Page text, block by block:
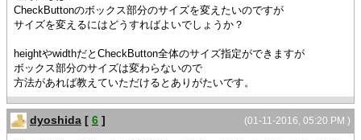
CheckButtonのボックス部分のサイズを変えたいのですが
サイズを変えるにはどうすればよいでしょうか？
heightやwidthだとCheckButton全体のサイズ指定ができますが
ボックス部分のサイズは変わらないので
方法があれば教えていただけるとありがたいです。
(01-11-2016, 05:20 PM )
dyoshida [ 6 ]